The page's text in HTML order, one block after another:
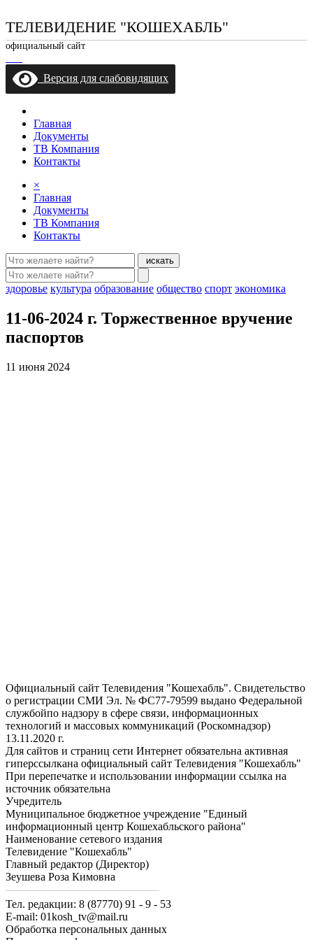
ТЕЛЕВИДЕНИЕ "КОШЕХАБЛЬ"
официальный сайт
Версия для слабовидящих
Главная
Документы
ТВ Компания
Контакты
×
Главная
Документы
ТВ Компания
Контакты
искать
здоровье культура образование общество спорт экономика
11-06-2024 г. Торжественное вручение
паспортов
11 июня 2024
Официальный сайт Телевидения "Кошехабль". Свидетельство
о регистрации СМИ Эл. № ФС77-79599 выдано Федеральной
службойпо надзору в сфере связи, информационных
технологий и массовых коммуникаций (Роскомнадзор)
13.11.2020 г.
Для сайтов и страниц сети Интернет обязательна активная
гиперссылкана официальный сайт Телевидения "Кошехабль"
При перепечатке и использовании информации ссылка на
источник обязательна
Учредитель
Муниципальное бюджетное учреждение "Единый
информационный центр Кошехабльского района"
Наименование сетевого издания
Телевидение "Кошехабль"
Главный редактор (Директор)
Зеушева Роза Кимовна
Тел. редакции: 8 (87770) 91 - 9 - 53
E-mail: 01kosh_tv@mail.ru
Обработка персональных данных